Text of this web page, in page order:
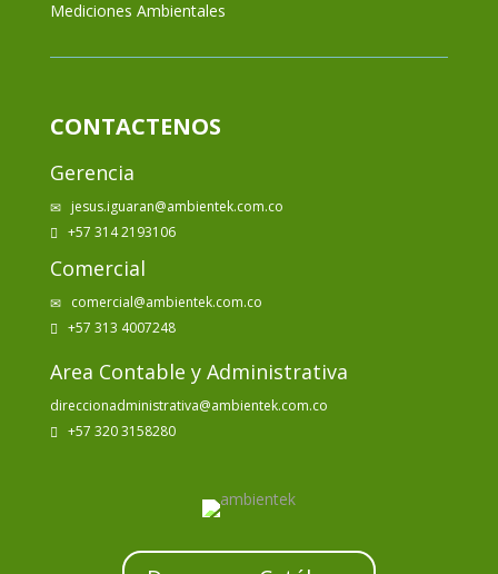
Mediciones Ambientales
CONTACTENOS
Gerencia
✉ jesus.iguaran@ambientek.com.co
 +57 314 2193106
Comercial
✉ comercial@ambientek.com.co
 +57 313 4007248
Area Contable y Administrativa
direccionadministrativa@ambientek.com.co
 +57 320 3158280